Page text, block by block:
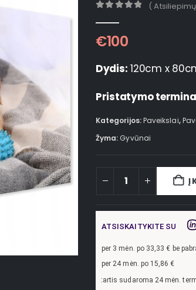
(
€100
Dydis: 120cm x
Pristatymo
Kategorijos:Paveikslai,
Žyma: Gyvūnai
Į
ATSISKAITYKITE SU
per 3 mėn. po 33,33 € be
per 24 mėn. po 15,86 €
sutartis sudaroma 24 mėn. terminui, metinė palūkanų